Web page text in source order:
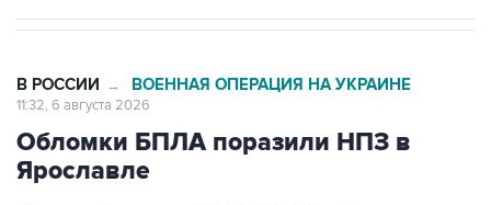
В РОССИИ → ВОЕННАЯ ОПЕРАЦИЯ НА УКРАИНЕ
11:32, 6 августа 2026
Обломки БПЛА поразили НПЗ в
Ярославле